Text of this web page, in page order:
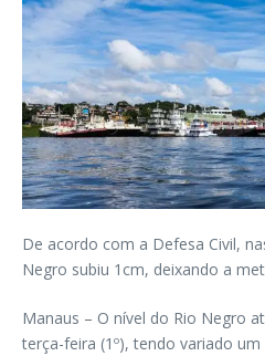
De acordo com a Defesa Civil,
Negro subiu 1cm, deixando a
Manaus – O nível do Rio Negro
terça-feira (1º), tendo variado